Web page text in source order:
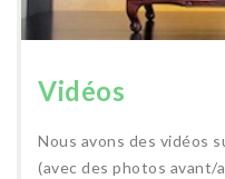
Vidéos
Nous avons des vidéos
(avec des photos avant/